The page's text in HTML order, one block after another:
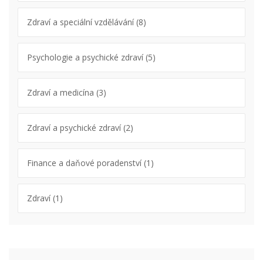
Zdraví a speciální vzdělávání(8)
Psychologie a psychické zdraví(5)
Zdraví a medicína (3)
Zdraví a psychické zdraví(2)
Finance a daňové poradenství(1)
Zdraví(1)